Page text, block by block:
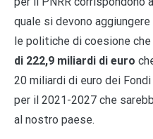
quale si devono aggiungere
le politiche di coesione
di 222,9 miliardi di euro
20 miliardi di euro dei
per il 2021-2027 che
al nostro paese.